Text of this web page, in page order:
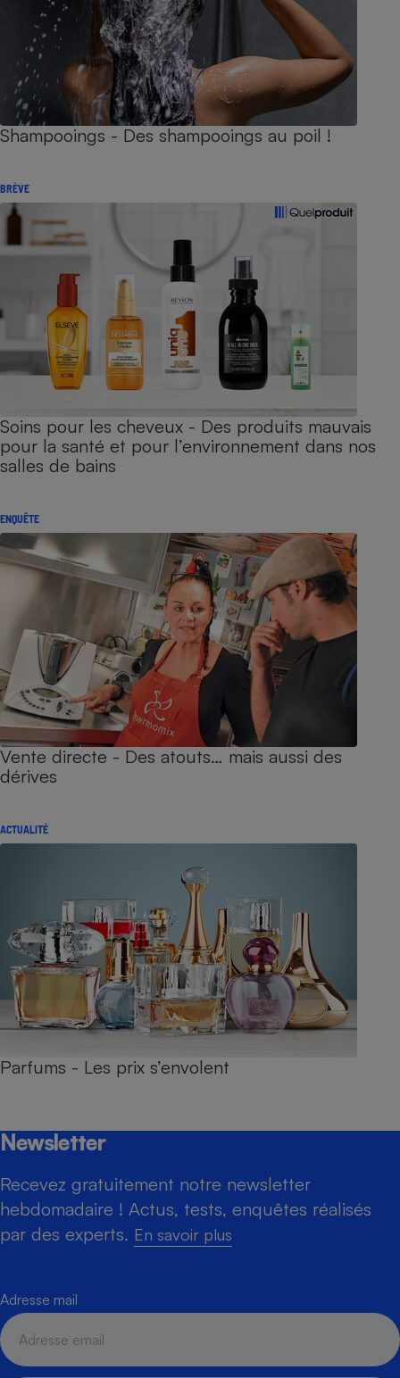
Shampooings - Des shampooings au poil !
BRÈVE
Soins pour les cheveux - Des produits mauvais
pour la santé et pour l’environnement dans nos
salles de bains
ENQUÊTE
Vente directe - Des atouts… mais aussi des
dérives
ACTUALITÉ
Parfums - Les prix s’envolent
Newsletter
Recevez gratuitement notre newsletter
hebdomadaire ! Actus, tests, enquêtes réalisés
par des experts. En savoir plus
Adresse mail